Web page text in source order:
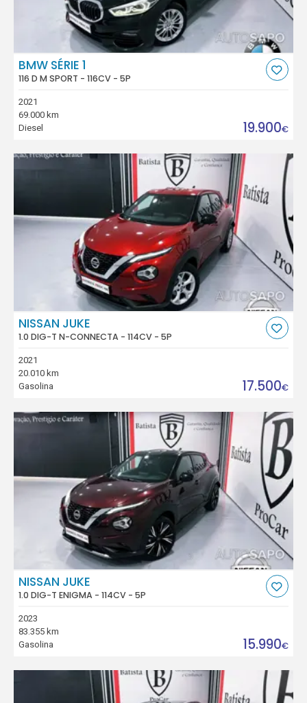
BMW SÉRIE 1
116 D M SPORT - 116CV - 5P
2021
69.000 km
Diesel
19.900€
NISSAN JUKE
1.0 DIG-T N-CONNECTA - 114CV - 5P
2021
20.010 km
Gasolina
17.500€
NISSAN JUKE
1.0 DIG-T ENIGMA - 114CV - 5P
2023
83.355 km
Gasolina
15.990€